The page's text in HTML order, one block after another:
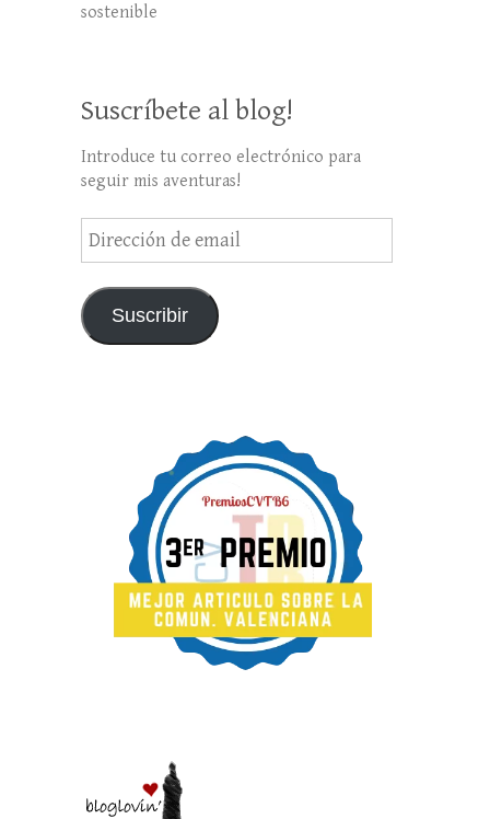
sostenible
Suscríbete al blog!
Introduce tu correo electrónico para
seguir mis aventuras!
Dirección
de
Suscribir